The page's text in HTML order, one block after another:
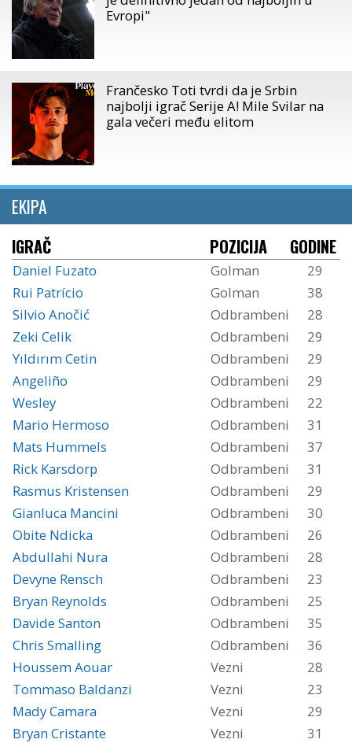
Evropi"
Frančesko Toti tvrdi da je Srbin
najbolji igrač Serije A! Mile Svilar na
gala večeri među elitom
EKIPA
IGRAČ POZICIJA GODINE
Daniel Fuzato Golman
29
Rui Patrício
Golman
38
Silvio Anočić
Odbrambeni
28
Zeki Celik
Odbrambeni
29
Yıldırım Cetin
Odbrambeni
29
Angeliño
Odbrambeni
29
Wesley
Odbrambeni
22
Mario Hermoso
Odbrambeni
31
Mats Hummels
Odbrambeni
37
Rick Karsdorp
Odbrambeni
31
Rasmus Kristensen
Odbrambeni
29
Gianluca Mancini
Odbrambeni
30
Obite Ndicka
Odbrambeni
26
Abdullahi Nura
Odbrambeni
28
Devyne Rensch
Odbrambeni
23
Bryan Reynolds
Odbrambeni
25
Davide Santon
Odbrambeni
35
Chris Smalling
Odbrambeni
36
Houssem Aouar
Vezni
28
Tommaso Baldanzi
Vezni
23
Mady Camara
Vezni
29
Bryan Cristante
Vezni
31